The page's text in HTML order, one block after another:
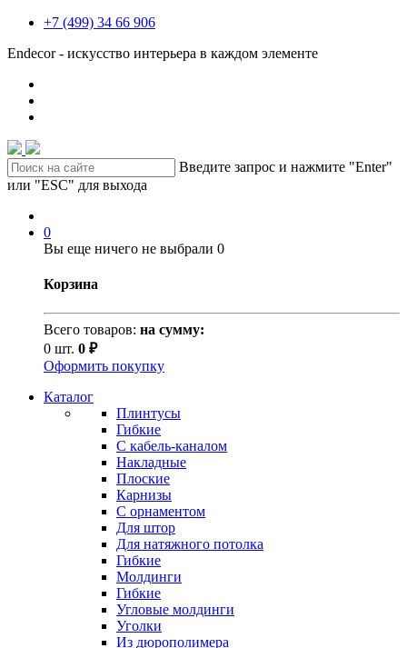
+7 (499) 34 66 906
Endecor - искусство интерьера в каждом элементе
Введите запрос и нажмите "Enter"
или "ESC" для выхода
0
Вы еще ничего не выбрали 0
Корзина
Всего товаров: на сумму:
0 шт. 0 ₽
Оформить покупку
Каталог
Плинтусы
Гибкие
C кабель-каналом
Накладные
Плоские
Карнизы
С орнаментом
Для штор
Для натяжного потолка
Гибкие
Молдинги
Гибкие
Угловые молдинги
Уголки
Из дюрополимера